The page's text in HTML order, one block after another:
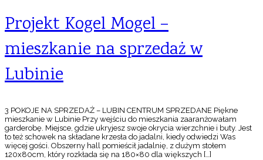
Projekt Kogel Mogel –
mieszkanie na sprzedaż w
Lubinie
3 POKOJE NA SPRZEDAŻ – LUBIN CENTRUM SPRZEDANE Piękne
mieszkanie w Lubinie Przy wejściu do mieszkania zaaranżowałam
garderobę. Miejsce, gdzie ukryjesz swoje okrycia wierzchnie i buty. Jest
to też schowek na składane krzesła do jadalni, kiedy odwiedzi Was
więcej gości. Obszerny hall pomieścił jadalnię, z dużym stołem
120x80cm, który rozkłada się na 180×80 dla większych […]